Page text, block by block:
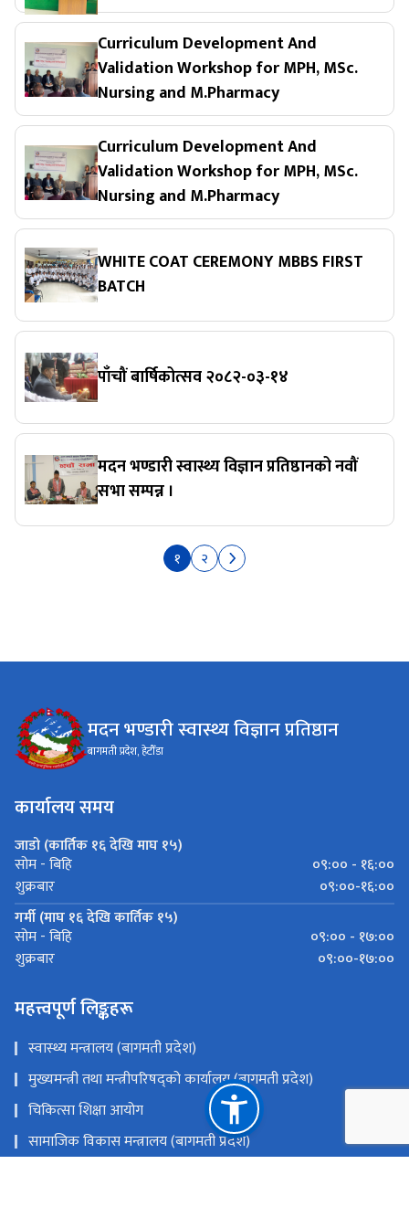
Curriculum Development And
Validation Workshop for MPH, MSc.
Nursing and M.Pharmacy
Curriculum Development And
Validation Workshop for MPH, MSc.
Nursing and M.Pharmacy
WHITE COAT CEREMONY MBBS FIRST
BATCH
पाँचौं बार्षिकोत्सव २०८२-०३-१४
मदन भण्डारी स्वास्थ्य विज्ञान प्रतिष्ठानको नवौं
सभा सम्पन्न ।
१ २
मदन भण्डारी स्वास्थ्य विज्ञान प्रतिष्ठान
बागमती प्रदेश, हेटौँडा
कार्यालय समय
जाडो (कार्तिक १६ देखि माघ १५)
सोम - बिहि
०९:०० - १६:००
शुक्रबार
०९:००-१६:००
गर्मी (माघ १६ देखि कार्तिक १५)
सोम - बिहि
०९:०० - १७:००
शुक्रबार
०९:००-१७:००
महत्त्वपूर्ण लिङ्कहरू
स्वास्थ्य मन्त्रालय (बागमती प्रदेश)
मुख्यमन्त्री तथा मन्त्रीपरिषद्को कार्यालय (बागमती प्रदेश)
चिकित्सा शिक्षा आयोग
सामाजिक विकास मन्त्रालय (बागमती प्रदेश)